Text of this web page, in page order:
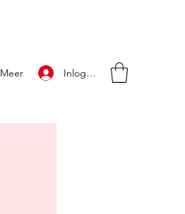
Inloggen
Meer